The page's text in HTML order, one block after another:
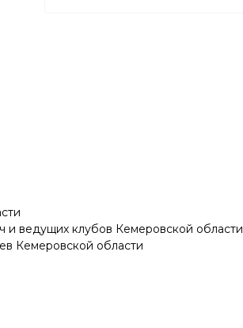
и ведущих клубов Кемеровской области
Кемеровской области